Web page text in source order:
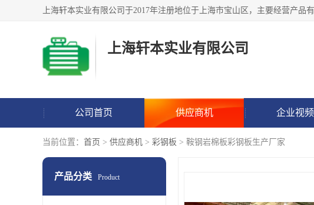
上海轩本实业有限公司
公司首页 供应商机 企业视频
当前位置： 首页 > 供应商机 > 彩钢板 > 鞍钢岩棉板彩钢板生产厂家
产品分类 Product